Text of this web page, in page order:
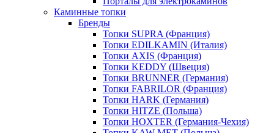
Каминные топки
Бренды
Топки SUPRA (Франция)
Топки EDILKAMIN (Италия)
Топки AXIS (Франция)
Топки KEDDY (Швеция)
Топки BRUNNER (Германия)
Топки FABRILOR (Франция)
Топки HARK (Германия)
Топки HITZE (Польша)
Топки HOXTER (Германия-Чехия)